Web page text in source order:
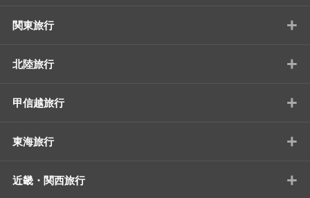
関東旅行 +
北陸旅行 +
甲信越旅行 +
東海旅行 +
近畿・関西旅行 +